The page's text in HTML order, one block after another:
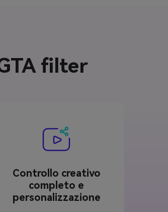
filter
Controllo creativo
completo e
personalizzazione